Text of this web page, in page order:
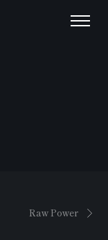
Raw Power